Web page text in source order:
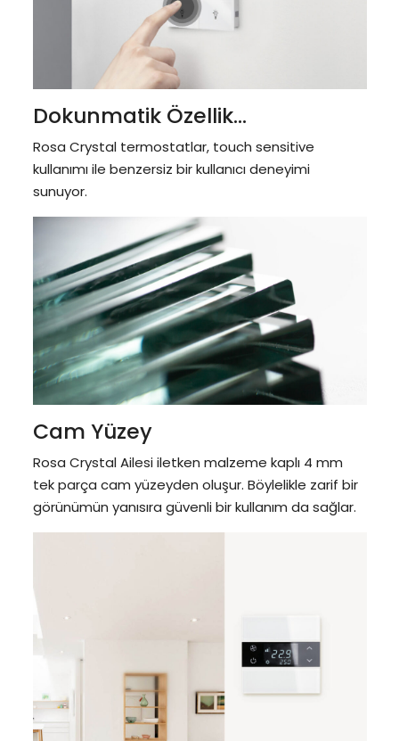
Dokunmatik Özellik...
Rosa Crystal termostatlar, touch sensitive
kullanımı ile benzersiz bir kullanıcı deneyimi
sunuyor.
Cam Yüzey
Rosa Crystal Ailesi iletken malzeme kaplı 4 mm
tek parça cam yüzeyden oluşur. Böylelikle zarif bir
görünümün yanısıra güvenli bir kullanım da sağlar.